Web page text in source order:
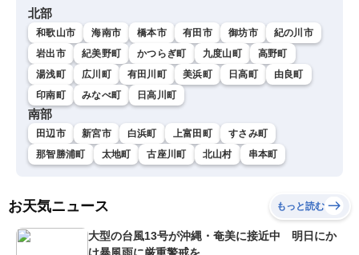
北部
和歌山市 海南市 橋本市 有田市 御坊市
紀の川市
岩出市
紀美野町 かつらぎ町 九度山町
高野町
湯浅町
広川町 有田川町 美浜町 日高町
由良町
印南町
みなべ町 日高川町
南部
田辺市 新宮市 白浜町 上富田町
すさみ町
那智勝浦町
太地町 古座川町 北山村 串本町
お天気ニュース もっと読む
大型の台風13号が沖縄・奄美に接近中 明日にか
け暴風雨に厳重警戒を